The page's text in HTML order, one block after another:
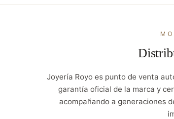
Joyería Royo es punto de venta
garantía oficial de la marca y
acompañando a generaciones